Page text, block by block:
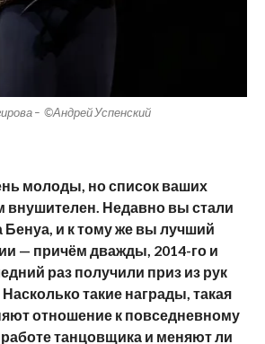
– ©Андрей Успенский
молоды, но список ваших
внушителен. Недавно вы стали
Бенуа, и к тому же вы лучший
— причём дважды, 2014-го и
раз получили приз из рук
такие награды, такая
отношение к повседневному
работе танцовщика и меняют ли